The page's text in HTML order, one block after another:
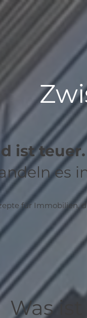
ist teuer.
es
für Immobilien,
Was